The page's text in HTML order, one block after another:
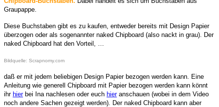
Graupappe.
Diese Buchstaben gibt es zu kaufen, entweder bereits mit Design Papier
überzogen oder als sogenannter naked Chipboard (also nackt in grau). Der
naked Chipboard hat den Vorteil, …
Bildquelle: Scrapnomy.com
daß er mit jedem beliebigen Design Papier bezogen werden kann. Eine
Anleitung wie generell Chipboard mit Papier bezogen werden kann könnt
ihr hierbei Ina nachlesen oder euch hieranschauen (wobei in dem Video
noch andere Sachen gezeigt werden). Der naked Chipboard kann aber